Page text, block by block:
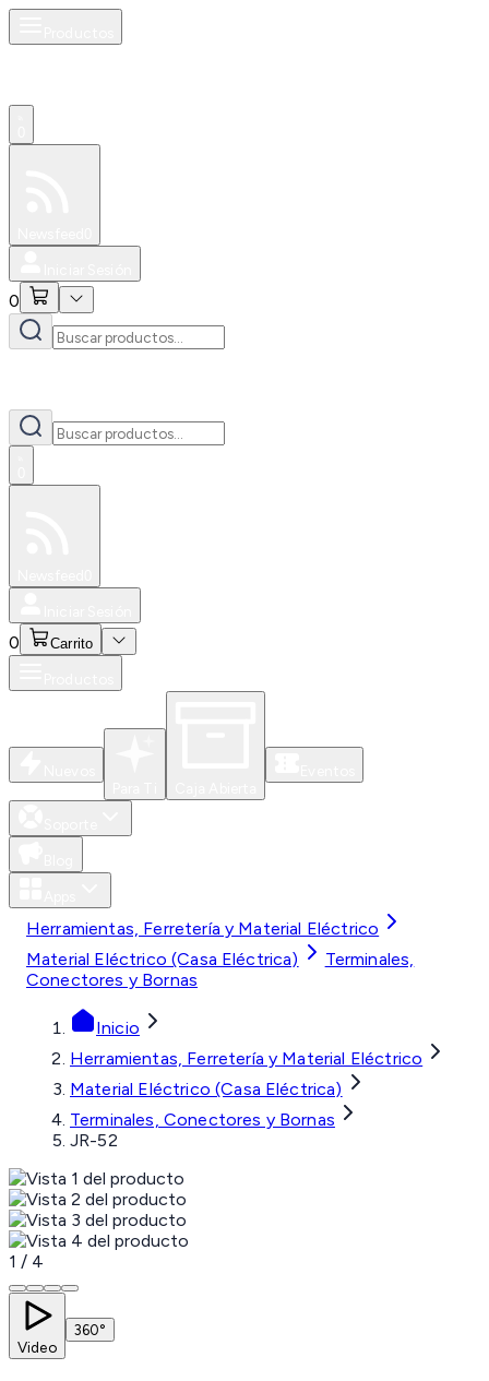
0
0 Carrito
Herramientas, Ferretería y Material Eléctrico
Material Eléctrico (Casa Eléctrica)
Terminales,
Conectores y Bornas
Inicio
Herramientas, Ferretería y Material Eléctrico
Material Eléctrico (Casa Eléctrica)
Terminales, Conectores y Bornas
JR-52
1 / 4
Video
360°